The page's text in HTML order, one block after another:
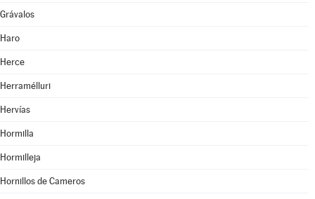
Grávalos
Haro
Herce
Herramélluri
Hervías
Hormilla
Hormilleja
Hornillos de Cameros